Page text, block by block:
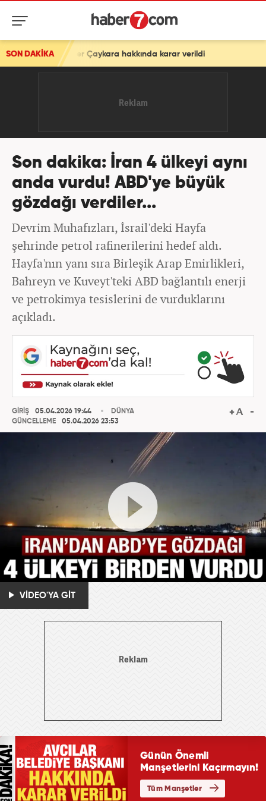
SON DAKİKA
hakkında karar verildi
Son dakika: İran 4 ülkeyi aynı
anda vurdu! ABD'ye büyük
gözdağı verdiler...
Devrim Muhafızları, İsrail'deki Hayfa
şehrinde petrol rafinerilerini hedef aldı.
Hayfa'nın yanı sıra Birleşik Arap Emirlikleri,
Bahreyn ve Kuveyt'teki ABD bağlantılı enerji
ve petrokimya tesislerini de vurduklarını
açıkladı.
GİRİŞ
05.04.2026 19:44
GÜNCELLEME
05.04.2026 23:53
DÜNYA
VİDEO'YA GİT